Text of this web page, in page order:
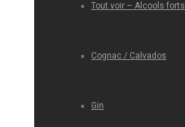
Tout voir – Alcools forts
Cognac / Calvados
Gin